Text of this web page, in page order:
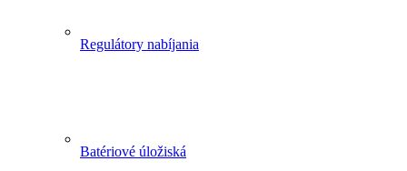
Regulátory nabíjania
Batériové úložiská